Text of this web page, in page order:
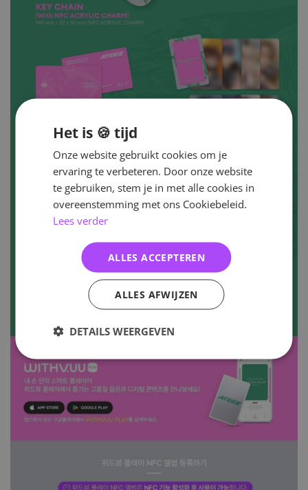
Het is 🍪 tijd
Onze website gebruikt cookies om je
ervaring te verbeteren. Door onze website
te gebruiken, stem je in met alle cookies in
overeenstemming met ons Cookiebeleid.
Lees verder
ALLES ACCEPTEREN
ALLES AFWIJZEN
DETAILS WEERGEVEN